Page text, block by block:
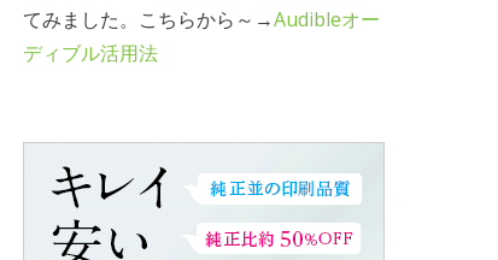
てみました。こちらから～→Audibleオー
ディブル活用法